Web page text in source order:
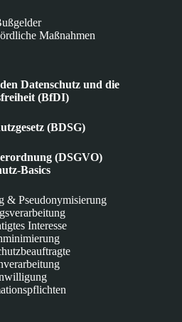
Maßnahmen
Datenschutz und die
(BfDI)
(BDSG)
(DSGVO)
Basics
& Pseudonymisierung
Interesse